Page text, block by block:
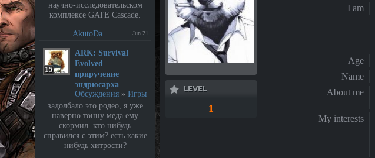
научно-исследовательском
комплексе GATE Cascade.
AkutoDa Jun 21
15
⁣ARK: Survival
Evolved
приручение
эндрюсарха
Обсуждения » Игры
задолбало это родео, я уже
наверно тонну меда ему
скормил. кто нибудь
справился с этим? есть какие
нибудь хитрости?
LEVEL
1
I am
Age
Name
About me
My interests